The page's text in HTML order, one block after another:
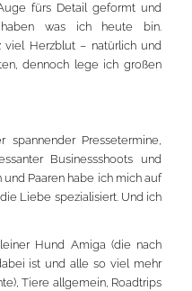
fürs Detail geformt und
was ich heute bin.
viel Herzblut – natürlich und
dennoch lege ich großen
Pressetermine,
Businessshoots und
Paaren habe ich mich auf
Liebe spezialisiert. Und ich
Hund Amiga (die nach
ist und alle so viel mehr
Tiere allgemein, Roadtrips